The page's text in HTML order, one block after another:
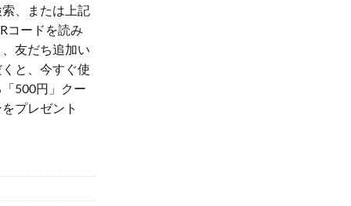
索、または上記
コードを読み
友だち追加い
と、今すぐ使
「500円」クー
プレゼント